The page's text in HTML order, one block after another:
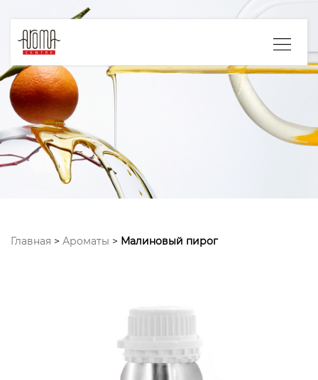
Главная > Ароматы > Малиновый пирог